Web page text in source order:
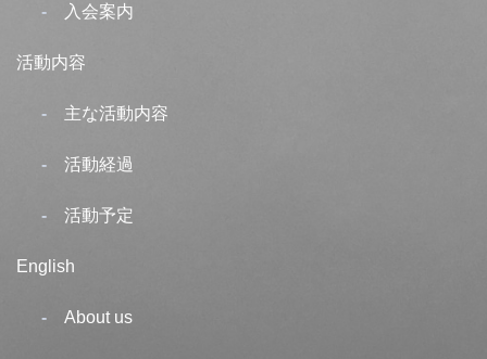
入会案内
活動内容
主な活動内容
活動経過
活動予定
English
About us